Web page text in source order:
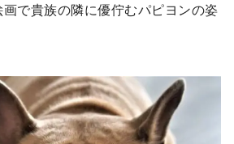
で貴族の隣に優佇むパピヨンの姿